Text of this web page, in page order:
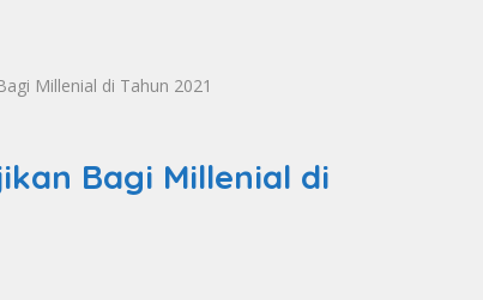
Millenial di Tahun 2021
Bagi Millenial di